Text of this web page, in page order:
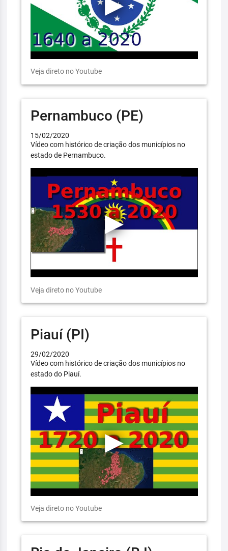
Veja direto no Youtube
Pernambuco (PE)
15/02/2020
Vídeo com histórico de criação dos municípios no
estado de Pernambuco.
Veja direto no Youtube
Piauí (PI)
29/02/2020
Vídeo com histórico de criação dos municípios no
estado do Piauí.
Veja direto no Youtube